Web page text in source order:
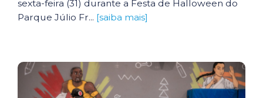
sexta-feira (31) durante a Festa de Halloween do
Parque Júlio Fr... [saiba mais]